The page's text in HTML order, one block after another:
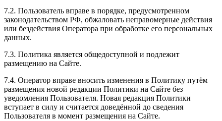
7.2. Пользователь вправе в порядке, предусмотренном
законодательством РФ, обжаловать неправомерные действия
или бездействия Оператора при обработке его персональных
данных.
7.3. Политика является общедоступной и подлежит
размещению на Сайте.
7.4. Оператор вправе вносить изменения в Политику путём
размещения новой редакции Политики на Сайте без
уведомления Пользователя. Новая редакция Политики
вступает в силу и считается доведённой до сведения
Пользователя в момент размещения на Сайте.